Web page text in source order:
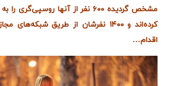
مشخص گردیده ۶۰۰ نفر از آنها
کرده‌اند و ۱۴۰۰ نفرشان از طریق
اقدام…